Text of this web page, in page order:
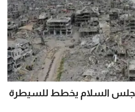
السلام يخطط للسيطرة